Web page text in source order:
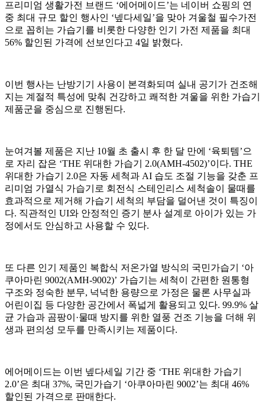
프리미엄 생활가전 브랜드 ‘에어메이드’는 네이버 쇼핑의 연
중 최대 규모 할인 행사인 ‘넾다세일’을 맞아 겨울철 필수가전
으로 꼽히는 가습기를 비롯한 다양한 인기 가전 제품을 최대
56% 할인된 가격에 선보인다고 4일 밝혔다.
이번 행사는 난방기기 사용이 본격화되며 실내 공기가 건조해
지는 계절적 특성에 맞춰 건강하고 쾌적한 겨울을 위한 가습기
제품군을 중심으로 진행된다.
눈여겨볼 제품은 지난 10월 초 출시 후 한 달 만에 ‘육퇴템’으
로 자리 잡은 ‘THE 위대한 가습기 2.0(AMH-4502)’이다. THE
위대한 가습기 2.0은 자동 세척과 AI 습도 조절 기능을 갖춘 프
리미엄 가열식 가습기로 회전식 스테인리스 세척솔이 물때를
효과적으로 제거해 가습기 세척의 부담을 덜어낸 것이 특징이
다. 직관적인 UI와 안정적인 증기 분사 설계로 아이가 있는 가
정에서도 안심하고 사용할 수 있다.
또 다른 인기 제품인 복합식 저온가열 방식의 국민가습기 ‘아
쿠아마린 9002(AMH-9002)’ 가습기는 세척이 간편한 원통형
구조와 정숙한 분무, 넉넉한 용량으로 가정은 물론 사무실과
어린이집 등 다양한 공간에서 폭넓게 활용되고 있다. 99.9% 살
균 가습과 곰팡이·물때 방지를 위한 열풍 건조 기능을 더해 위
생과 편의성 모두를 만족시키는 제품이다.
에어메이드는 이번 넾다세일 기간 중 ‘THE 위대한 가습기
2.0’은 최대 37%, 국민가습기 ‘아쿠아마린 9002’는 최대 46%
할인된 가격으로 판매한다.